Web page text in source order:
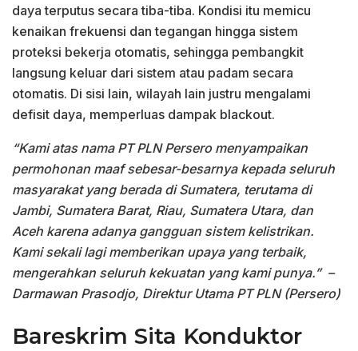
daya terputus secara tiba-tiba. Kondisi itu memicu
kenaikan frekuensi dan tegangan hingga sistem
proteksi bekerja otomatis, sehingga pembangkit
langsung keluar dari sistem atau padam secara
otomatis. Di sisi lain, wilayah lain justru mengalami
defisit daya, memperluas dampak blackout.
“Kami atas nama PT PLN Persero menyampaikan
permohonan maaf sebesar-besarnya kepada seluruh
masyarakat yang berada di Sumatera, terutama di
Jambi, Sumatera Barat, Riau, Sumatera Utara, dan
Aceh karena adanya gangguan sistem kelistrikan.
Kami sekali lagi memberikan upaya yang terbaik,
mengerahkan seluruh kekuatan yang kami punya.”–
Darmawan Prasodjo, Direktur Utama PT PLN (Persero)
Bareskrim Sita Konduktor